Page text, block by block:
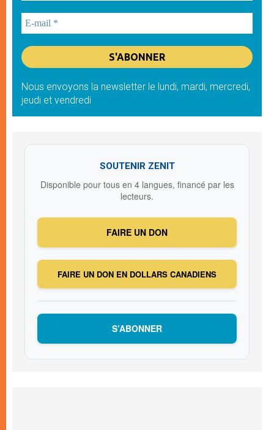
Nous envoyons la newsletter le lundi, mardi, mercredi,
jeudi et vendredi
SOUTENIR ZENIT
Disponible pour tous en 4 langues, financé par les
lecteurs.
FAIRE UN DON
FAIRE UN DON EN DOLLARS CANADIENS
S’ABONNER